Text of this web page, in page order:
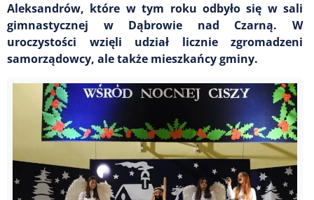
Aleksandrów, które w tym roku odbyło się w sali
gimnastycznej w Dąbrowie nad Czarną. W
uroczystości wzięli udział licznie zgromadzeni
samorządowcy, ale także mieszkańcy gminy.